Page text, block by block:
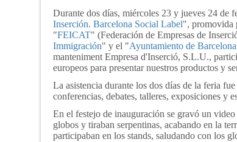
Durante dos días, miércoles 23 y jueves 24 de
Inserción. Barcelona Social Label", promovida
"FEICAT" (Federación de Empresas de
Immigración" y el "Ayuntamiento de Barcelona
manteniment Empresa d'Inserció, S.L.U.,
europeos para presentar nuestros productos y
La asistencia durante los dos días de la feria
conferencias, debates, talleres, exposiciones y
En el festejo de inauguración se gravó un
globos y tiraban serpentinas, acabando en la
participaban en los stands, saludando con los